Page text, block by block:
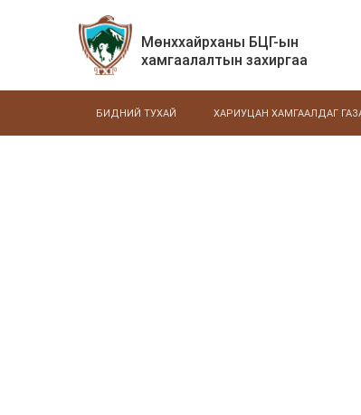
Мөнххайрханы БЦГ-ын
хамгаалалтын захиргаа
БИДНИЙ ТУХАЙ ХАРИУЦАН ХАМГААЛДАГ